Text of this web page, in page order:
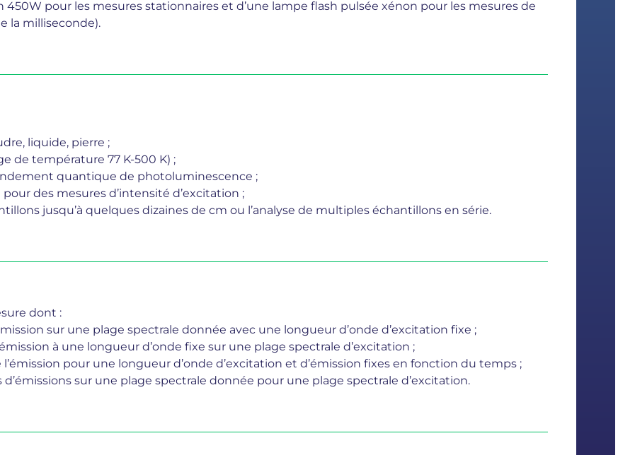
pour les mesures stationnaires et d’une lampe flash pulsée xénon pour les mesures de
la milliseconde).
liquide, pierre ;
de température 77 K-500 K) ;
quantique de photoluminescence ;
des mesures d’intensité d’excitation ;
jusqu’à quelques dizaines de cm ou l’analyse de multiples échantillons en série.
dont :
sur une plage spectrale donnée avec une longueur d’onde d’excitation fixe ;
à une longueur d’onde fixe sur une plage spectrale d’excitation ;
pour une longueur d’onde d’excitation et d’émission fixes en fonction du temps ;
sur une plage spectrale donnée pour une plage spectrale d’excitation.